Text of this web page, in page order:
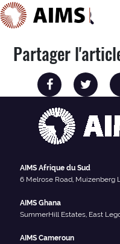
Navigation
Partager
AIMS Afrique du Sud
6 Melrose Road, Muizenberg
AIMS Ghana
SummerHill Estates, East
AIMS Cameroun